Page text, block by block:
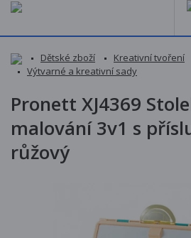
Dětské zboží
Kreativní tvoření
Výtvarné a kreativní sady
Pronett XJ4369
malování 3v1 s
růžový